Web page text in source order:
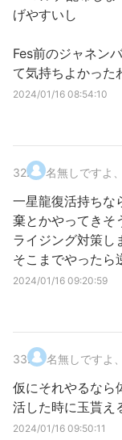
げやすいし
Fes前のジャネン
て気持ちよかった
2024/01/16 08:54:10
32. 名無しですよ
一星龍復活持ちな
棄とかやってきそ
ライジング対策し
そこまでやったら
2024/01/16 09:20:59
33. 名無しですよ
仮にそれやるなら
活した時に玉貰え
2024/01/16 09:50:11